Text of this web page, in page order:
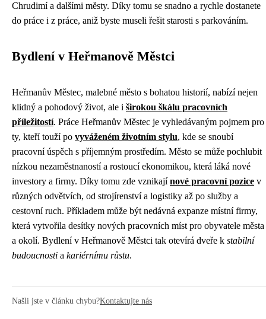
Chrudimí a dalšími městy. Díky tomu se snadno a rychle dostanete
do práce i z práce, aniž byste museli řešit starosti s parkováním.
Bydlení v Heřmanově Městci
Heřmanův Městec, malebné město s bohatou historií, nabízí nejen
klidný a pohodový život, ale i širokou škálu pracovních
příležitostí. Práce Heřmanův Městec je vyhledávaným pojmem pro
ty, kteří touží po vyváženém životním stylu, kde se snoubí
pracovní úspěch s příjemným prostředím. Město se může pochlubit
nízkou nezaměstnaností a rostoucí ekonomikou, která láká nové
investory a firmy. Díky tomu zde vznikajínové pracovní pozice v
různých odvětvích, od strojírenství a logistiky až po služby a
cestovní ruch. Příkladem může být nedávná expanze místní firmy,
která vytvořila desítky nových pracovních míst pro obyvatele města
a okolí. Bydlení v Heřmanově Městci tak otevírá dveře k stabilní
budoucnosti a kariérnímu růstu.
Našli jste v článku chybu?Kontaktujte nás